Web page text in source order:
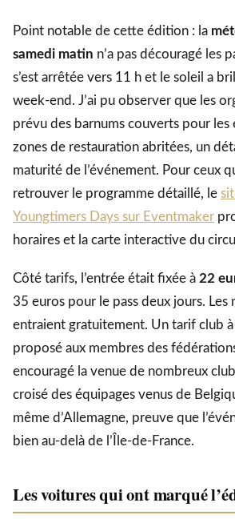
Point notable de cette édition : la
samedi matin n’a pas découragé les
s’est arrêtée vers 11 h et le soleil a
week-end. J’ai pu observer que les
prévu des barnums couverts pour les
zones de restauration abritées, un
maturité de l’événement. Pour ceux
retrouver le programme détaillé, le
Youngtimers Days sur Eventmaker
horaires et la carte interactive du
Côté tarifs, l’entrée était fixée à 22
35 euros pour le pass deux jours. Les
entraient gratuitement. Un tarif club
proposé aux membres des
encouragé la venue de nombreux
croisé des équipages venus de
même d’Allemagne, preuve que
bien au-delà de l’Île-de-France.
Les voitures qui ont marqué